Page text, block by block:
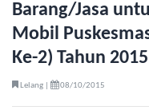
Barang/Jasa
Mobil
Ke-2) Tahun 2015
Lelang | 08/10/2015